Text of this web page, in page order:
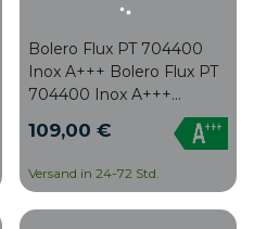
Bolero Flux PT 704400
Inox A+++ Bolero Flux PT
704400 Inox A+++
Dunstabzugshaube, 70
Saugleistung,
Energieeffizienzklasse
109,00 €
Versand in 24-72 Std.